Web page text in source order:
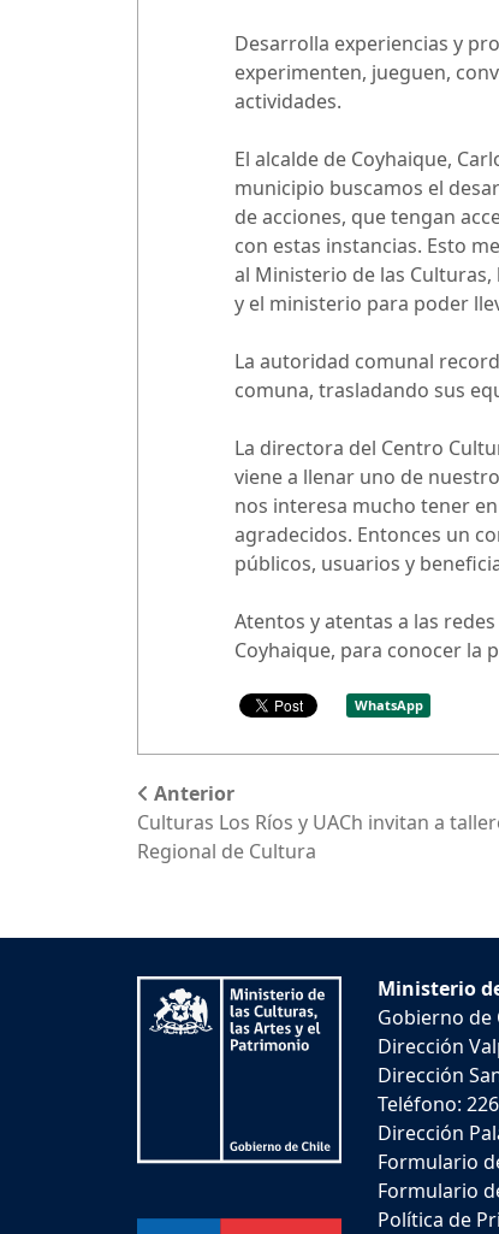
Desarrolla experiencias y
experimenten, jueguen,
actividades.
El alcalde de Coyhaique,
municipio buscamos el
de acciones, que tengan
con estas instancias. Esto
al Ministerio de las
y el ministerio para poder
La autoridad comunal
comuna, trasladando sus
La directora del Centro
viene a llenar uno de
nos interesa mucho tener
agradecidos. Entonces un
públicos, usuarios y
Atentos y atentas a las
Coyhaique, para conocer la
WhatsApp
Anterior
Culturas Los Ríos y UACh invitan a
Regional de Cultura
Ministerio
Gobierno de
Dirección
Dirección
Teléfono:
Dirección
Formulario
Formulario
Política de